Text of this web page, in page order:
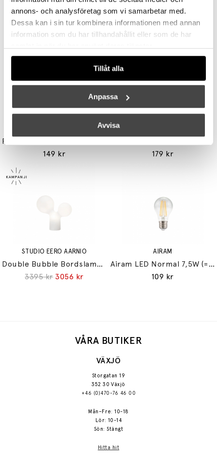
annons- och analysföretag som vi samarbetar med.
Dessa kan i sin tur kombinera informationen med annan
information som du har tillhandahållit eller som de har
Tillåt alla
Anpassa
Avvisa
Andra köpte även
149 kr
179 kr
STUDIO EERO AARNIO
Double Bubble Bordslampa Small
3395 kr 3056 kr
AIRAM
Airam LED Normal 7,5W (=60W) E27
109 kr
VÅRA BUTIKER
VÄXJÖ
Storgatan 19
352 30 Växjö
+46 (0)470-76 46 00
Mån–Fre: 10-18
Lör: 10-14
Sön: Stängt
Hitta hit